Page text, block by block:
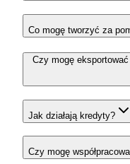
Co mogę tworzyć za
Czy mogę
Jak działają kredyty?
Czy mogę